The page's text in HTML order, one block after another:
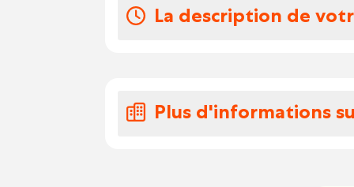
Vos congés
l’entreprise est varié,
La description de
sont les suivantes :
Plus d'informations
d’une agence de